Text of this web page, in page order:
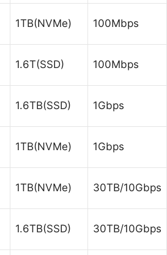
1TB(NVMe) 100Mbps
1.6T(SSD) 100Mbps
1.6TB(SSD) 1Gbps
1TB(NVMe) 1Gbps
1TB(NVMe) 30TB/10Gbps
1.6TB(SSD) 30TB/10Gbps